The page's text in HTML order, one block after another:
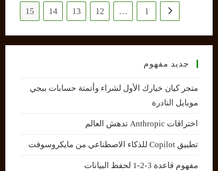
Go to the previous page
1
…
12
13
14
15
جديد مفهوم
متجر كيان خيارك الأول لشراء وأتمتة حسابات ببجي
موبايل النادرة
اختراقات Anthropic تدهش العالم
تطبيق Copilot للذكاء الاصطناعي من مايكروسوفت
مفهوم قاعدة 3-2-1 لحفظ البيانات